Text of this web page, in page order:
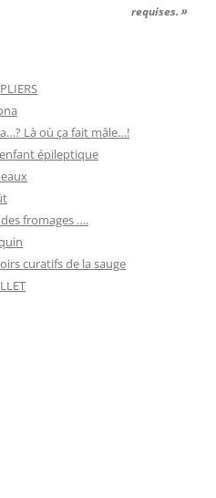
requises. »
Là où ça fait mâle…!
épileptique
fromages ….
curatifs de la sauge